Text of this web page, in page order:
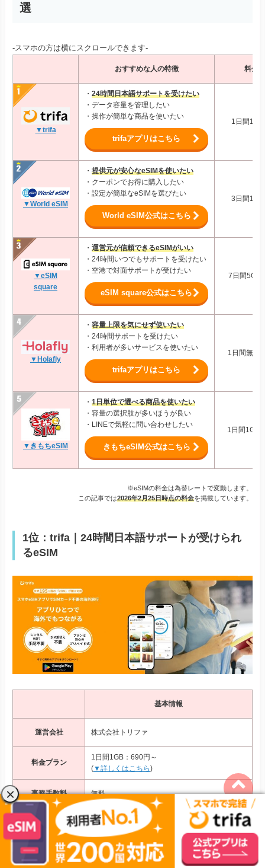
選
-スマホの方は横にスクロールできます-
おすすめな人の特徴 料金
▼trifa
・ 24時間日本語サポートを受けたい
・データ容量を管理したい
・操作が簡単な商品を使いたい
trifaアプリはこちら
1日間
▼World eSIM
・ 提供元が安心なeSIMを使いたい
・クーポンでお得に購入したい
・設定が簡単なeSIMを選びたい
World eSIM公式はこちら
3日間
▼eSIM
square
・ 運営元が信頼できるeSIMがいい
・24時間いつでもサポートを受けたい
・空港で対面サポートが受けたい
eSIM square公式はこちら
7日間
▼Holafly
・ 容量上限を気にせず使いたい
・24時間サポートを受けたい
・利用者が多いサービスを使いたい
trifaアプリはこちら
1日間無制
▼きもちeSIM
・ 1日単位で選べる商品を使いたい
・容量の選択肢が多いほうが良い
・LINEで気軽に問い合わせしたい
きもちeSIM公式はこちら
1日間1GB/
※eSIMの料金は為替レートで変動します。
この記事では2026年2月25日時点の料金を掲載しています。
1位：trifa｜24時間日本語サポートが受けられ
るeSIM
基本情報
運営会社 株式会社トリファ
料金プラン
1日間1GB：690円～
(▼詳しくはこちら)
事務手数料 無料
データ容量
超過後
停止する(チャージ可)
電話番号の